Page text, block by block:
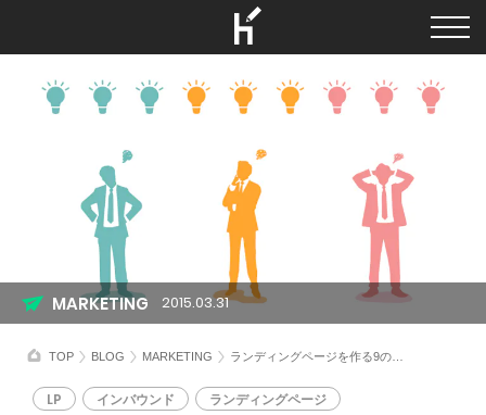
TOP BLOG MARKETING ランディングページを作る9のポイント
LP インバウンド ランディングページ
MARKETING 2015.03.31